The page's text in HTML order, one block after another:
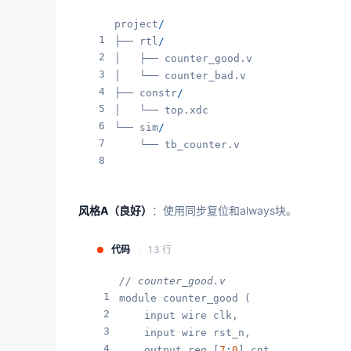
1
2
3
4
5
6
7
8
project /
├── rtl /
│   ├── counter_good.v
│   └── counter_bad.v
├── constr/
│   └── top.xdc
└── sim/
    └── tb_counter.v
风格A（良好） ：使用同步复位和always块。
代码 13 行
1
2
3
4
// counter_good.v
module counter_good (
    input wire clk,
    input wire rst_n,